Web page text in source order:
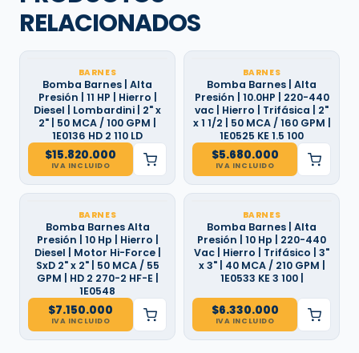
RELACIONADOS
BARNES
Bomba Barnes | Alta
Presión | 11 HP | Hierro |
Diesel | Lombardini | 2" x
2" | 50 MCA / 100 GPM |
1E0136 HD 2 110 LD
$15.820.000
IVA INCLUIDO
BARNES
Bomba Barnes | Alta
Presión | 10.0HP | 220-440
vac | Hierro | Trifásica | 2"
x 1 1/2 | 50 MCA / 160 GPM |
1E0525 KE 1.5 100
$5.680.000
IVA INCLUIDO
BARNES
Bomba Barnes Alta
Presión | 10 Hp | Hierro |
Diesel | Motor Hi-Force |
SxD 2" x 2" | 50 MCA / 55
GPM | HD 2 270-2 HF-E |
1E0548
$7.150.000
IVA INCLUIDO
BARNES
Bomba Barnes | Alta
Presión | 10 Hp | 220-440
Vac | Hierro | Trifásico | 3"
x 3" | 40 MCA / 210 GPM |
1E0533 KE 3 100 |
$6.330.000
IVA INCLUIDO